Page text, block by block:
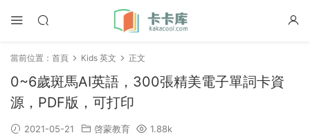
當前位置： 首頁 Kids 英文 正文
0~6歲斑馬AI英語，300張精美電子單詞卡資
源，PDF版，可打印
2021-05-21 啓蒙教育 1.88k